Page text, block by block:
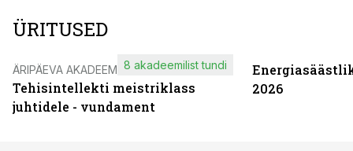
ÜRITUSED
ÄRIPÄEVA AKADEEMIA
Tehisintellekti meistriklass
juhtidele - vundament
8 akadeemilist tundi
2026